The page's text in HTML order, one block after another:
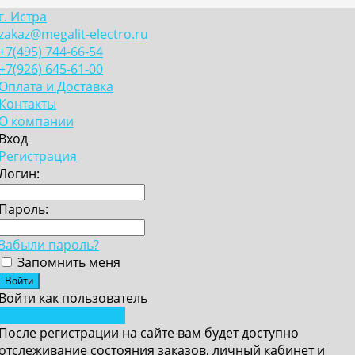
Истра
electro.ru
744-66-54
645-61-00
и Доставка
компании
пароль?
Запомнить меня
как пользователь
регистрации на сайте вам будет доступно
состояния заказов, личный кабинет и